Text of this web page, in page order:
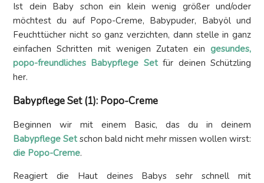
Ist dein Baby schon ein klein wenig größer und/oder
möchtest du auf Popo-Creme, Babypuder, Babyöl und
Feuchttücher nicht so ganz verzichten, dann stelle in ganz
einfachen Schritten mit wenigen Zutaten ein gesundes,
popo-freundliches Babypflege Setfür deinen Schützling
her.
Babypflege Set (1): Popo-Creme
Beginnen wir mit einem Basic, das du in deinem
Babypflege Setschon bald nicht mehr missen wollen wirst:
die Popo-Creme.
Reagiert die Haut deines Babys sehr schnell mit